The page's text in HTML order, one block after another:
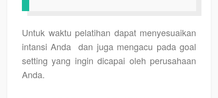
Untuk waktu pelatihan dapat menyesuaikan
intansi Anda dan juga mengacu pada goal
setting yang ingin dicapai oleh perusahaan
Anda.